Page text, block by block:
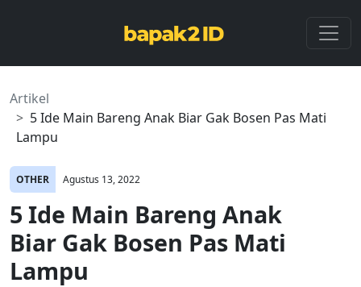
Artikel
5 Ide Main Bareng Anak Biar Gak Bosen Pas Mati
Lampu
OTHER Agustus 13, 2022
5 Ide Main Bareng Anak
Biar Gak Bosen Pas Mati
Lampu